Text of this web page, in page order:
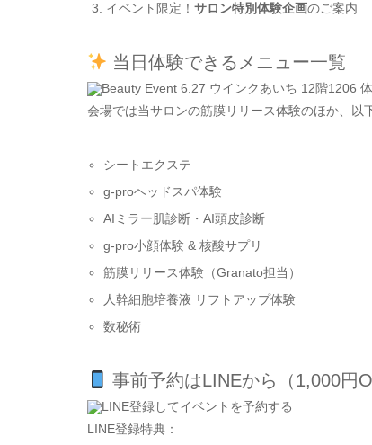
イベント限定！ サロン特別体験企画のご案内
当日体験できるメニュー一覧
会場では当サロンの筋膜リリース体験のほか、以
シートエクステ
g-proヘッドスパ体験
AIミラー肌診断・AI頭皮診断
g-pro小顔体験 & 核酸サプリ
筋膜リリース体験（Granato担当）
人幹細胞培養液 リフトアップ体験
数秘術
事前予約はLINEから（1,000円
LINE登録特典：